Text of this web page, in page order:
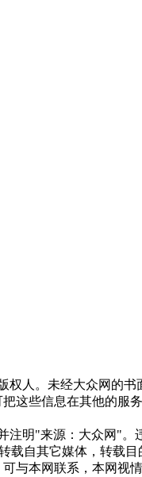
权人。未经大众网的
这些信息在其他的
明"来源：大众网"。
自其它媒体，转载
与本网联系，本网视